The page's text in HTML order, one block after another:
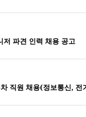
저 파견 인력 채용 공고
직원 채용(정보통신,